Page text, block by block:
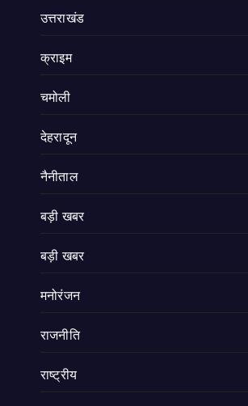
उत्तराखंड
क्राइम
चमोली
देहरादून
नैनीताल
बड़ी खबर
बड़ी खबर
मनोरंजन
राजनीति
राष्ट्रीय